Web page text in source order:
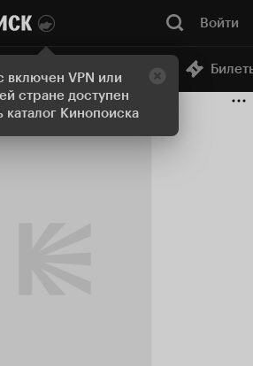
включен VPN или
стране доступен
каталог Кинопоиска
Войти
Онлайн-кинотеатр